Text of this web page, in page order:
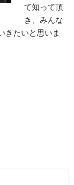
て知って頂
き、みんな
きたいと思いま